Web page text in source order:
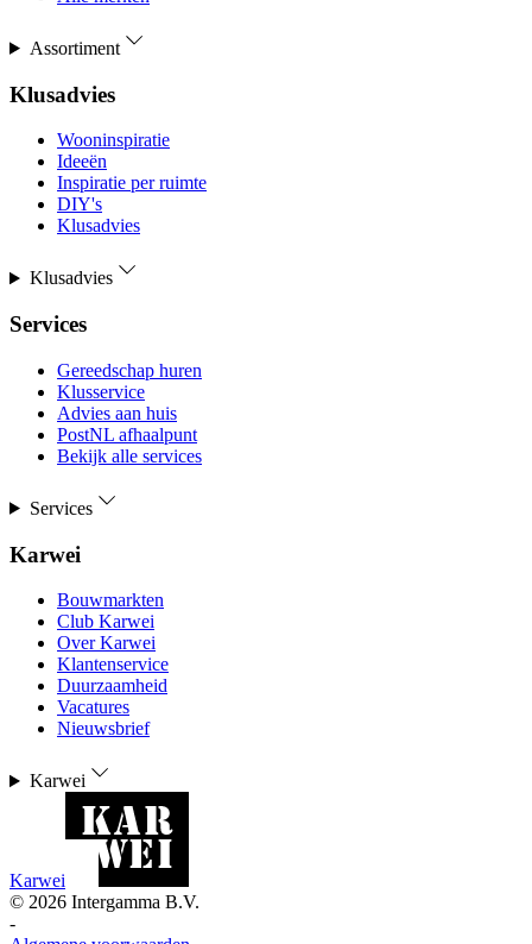
Assortiment
Klusadvies
Wooninspiratie
Ideeën
Inspiratie per ruimte
DIY's
Klusadvies
Klusadvies
Services
Gereedschap huren
Klusservice
Advies aan huis
PostNL afhaalpunt
Bekijk alle services
Services
Karwei
Bouwmarkten
Club Karwei
Over Karwei
Klantenservice
Duurzaamheid
Vacatures
Nieuwsbrief
Karwei
Karwei
© 2026 Intergamma B.V.
-